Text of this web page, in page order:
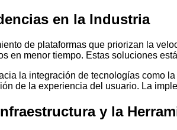
en la Industria
de plataformas que priorizan la
en menor tiempo. Estas soluciones
la integración de tecnologías como
de la experiencia del usuario. La
y la